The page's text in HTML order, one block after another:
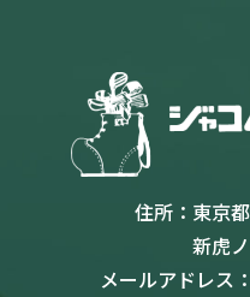
住所： 東京
新虎
メールアドレス：